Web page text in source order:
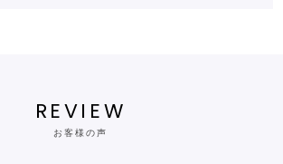
REVIEW
お客様の声